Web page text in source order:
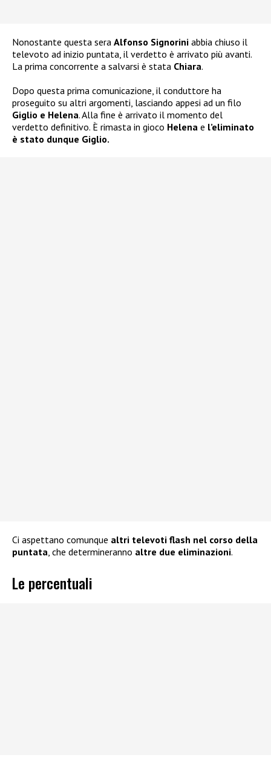
Nonostante questa sera Alfonso Signorini abbia chiuso il
televoto ad inizio puntata, il verdetto è arrivato più avanti.
La prima concorrente a salvarsi è stata Chiara.
Dopo questa prima comunicazione, il conduttore ha
proseguito su altri argomenti, lasciando appesi ad un filo
Giglio e Helena. Alla fine è arrivato il momento del
verdetto definitivo. È rimasta in gioco Helena e l’eliminato
è stato dunque Giglio.
Ci aspettano comunque altri televoti flash nel corso della
puntata, che determineranno altre due eliminazioni.
Le percentuali